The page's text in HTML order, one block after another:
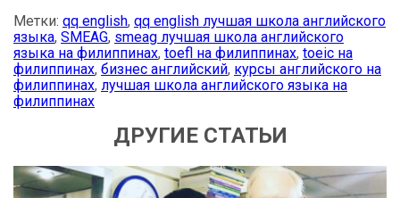
Метки: qq english, qq english лучшая школа английского
языка, SMEAG, smeag лучшая школа английского
языка на филиппинах, toefl на филиппинах, toeic на
филиппинах, бизнес английский, курсы английского на
филиппинах, лучшая школа английского языка на
филиппинах
ДРУГИЕ СТАТЬИ